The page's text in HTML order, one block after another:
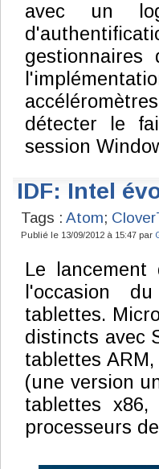
avec un
détecter le
session
IDF: Intel
Tags : Atom;
Publié le 13/09/2012 à 15:47 par
Le
l'occasion
tablettes.
distincts avec
tablettes
(une version
tablettes
processeurs